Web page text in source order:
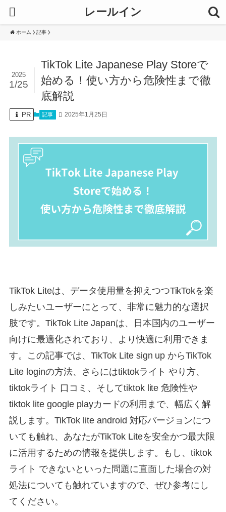
レールイン
ホーム 記事
TikTok Lite Japanese Play Storeで
始める！使い方から危険性まで徹
底解説
2025
1/25
PR 記事 2025年1月25日
TikTok Liteは、データ使用量を抑えつつTikTokを楽
しみたいユーザーにとって、非常に魅力的な選択
肢です。TikTok Lite Japanは、日本国内のユーザー
向けに最適化されており、より快適に利用できま
す。この記事では、TikTok Lite sign up からTikTok
Lite loginの方法、さらにはtiktokライト やり方、
tiktokライト 口コミ、そしてtiktok lite 危険性や
tiktok lite google playカードの利用まで、幅広く解
説します。TikTok lite android 対応バージョンにつ
いても触れ、あなたがTikTok Liteを安全かつ最大限
に活用するための情報を提供します。もし、tiktok
ライト できないといった問題に直面した場合の対
処法についても触れていますので、ぜひ参考にし
てください。